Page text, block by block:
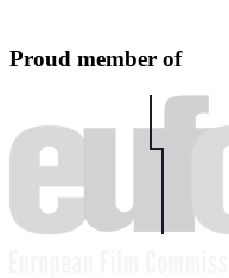
Proud member of